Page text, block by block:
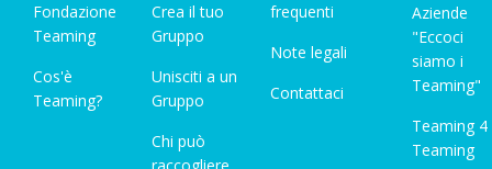
Fondazione
Teaming
Cos'è
Teaming?
Crea il tuo
Gruppo
Unisciti a un
Gruppo
Chi può
frequenti
Note legali
Contattaci
Aziende
"Eccoci
siamo i
Teaming"
Teaming 4
Teaming